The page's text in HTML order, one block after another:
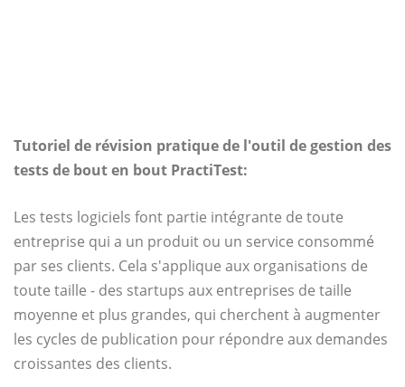
Tutoriel de révision pratique de l'outil de gestion des
tests de bout en bout PractiTest:
Les tests logiciels font partie intégrante de toute
entreprise qui a un produit ou un service consommé
par ses clients. Cela s'applique aux organisations de
toute taille - des startups aux entreprises de taille
moyenne et plus grandes, qui cherchent à augmenter
les cycles de publication pour répondre aux demandes
croissantes des clients.